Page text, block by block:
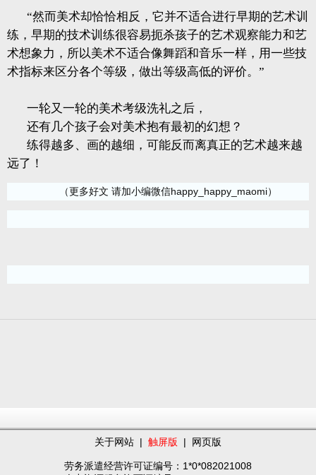
“然而美术却恰恰相反，它并不适合进行早期的艺术训
练，早期的技术训练很容易扼杀孩子的艺术观察能力和艺
术想象力，所以美术不适合像舞蹈和音乐一样，用一些技
术指标来区分各个等级，做出等级高低的评价。”
一轮又一轮的美术考级洗礼之后，
还有几个孩子会对美术抱有最初的幻想？
练得越多、画的越细，可能反而离真正的艺术越来越
远了！
（更多好文 请加小编微信happy_happy_maomi）
关于网站 | 触屏版 | 网页版
劳务派遣经营许可证编号：1*0*082021008